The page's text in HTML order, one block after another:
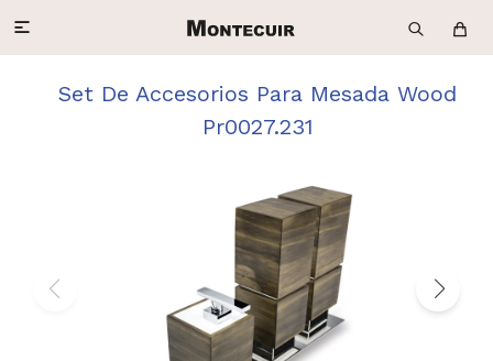

Set De Accesorios Para Mesada Wood
Pr0027.231